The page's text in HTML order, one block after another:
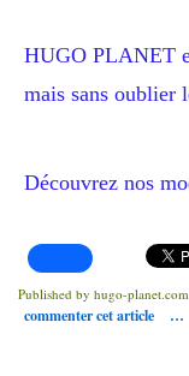
HUGO PLANET
mais sans oublier
Découvrez nos
Published by hugo-planet.com
commenter cet article
…